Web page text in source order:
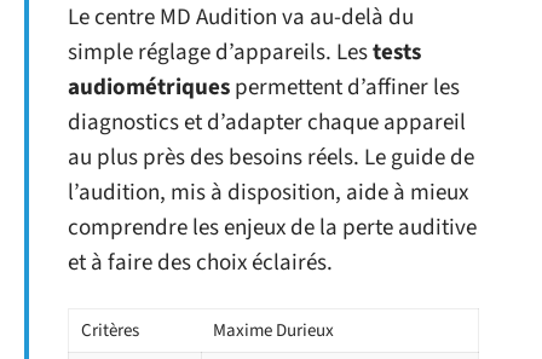
Le centre MD Audition va au-delà du
simple réglage d’appareils. Lestests
audiométriquespermettent d’affiner les
diagnostics et d’adapter chaque appareil
au plus près des besoins réels. Le guide de
l’audition, mis à disposition, aide à mieux
comprendre les enjeux de la perte auditive
et à faire des choix éclairés.
Critères Maxime Durieux